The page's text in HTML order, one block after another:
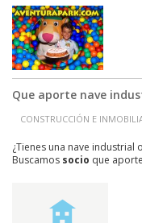
Que aporte nave
CONSTRUCCIÓN E
¿Tienes una nave industrial
Buscamos socio que